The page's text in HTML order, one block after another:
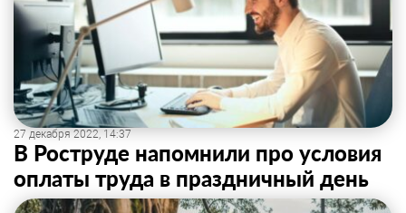
27 декабря 2022, 14:37
В Роструде напомнили про условия
оплаты труда в праздничный день